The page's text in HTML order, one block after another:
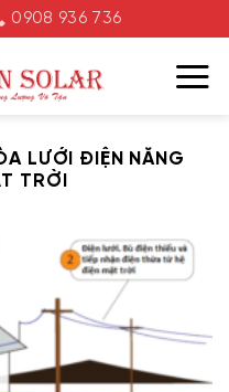
0908 936 736
LƯỚI ĐIỆN NĂNG
TRỜI